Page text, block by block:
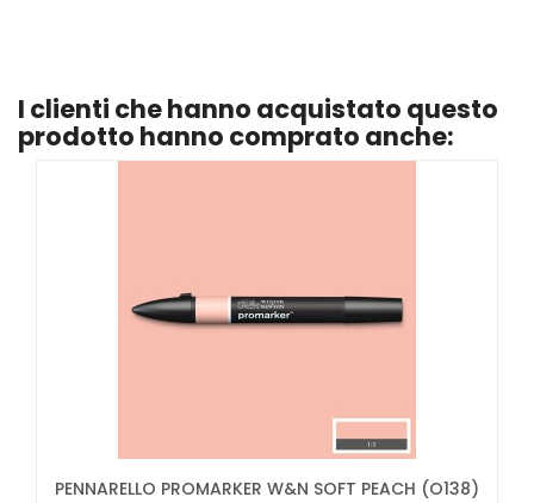
I clienti che hanno acquistato questo
prodotto hanno comprato anche:
PENNARELLO PROMARKER W&N SOFT PEACH (O138)